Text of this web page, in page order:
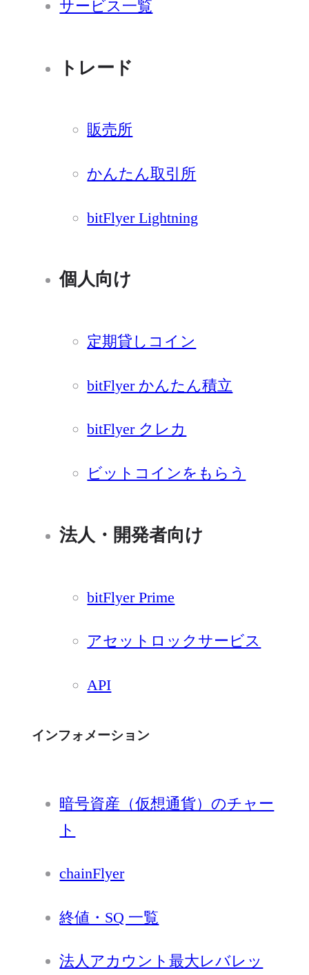
サービス一覧
トレード
販売所
かんたん取引所
bitFlyer Lightning
個人向け
定期貸しコイン
bitFlyer かんたん積立
bitFlyer クレカ
ビットコインをもらう
法人・開発者向け
bitFlyer Prime
アセットロックサービス
API
インフォメーション
暗号資産（仮想通貨）のチャー
ト
chainFlyer
終値・SQ 一覧
法人アカウント最大レバレッ